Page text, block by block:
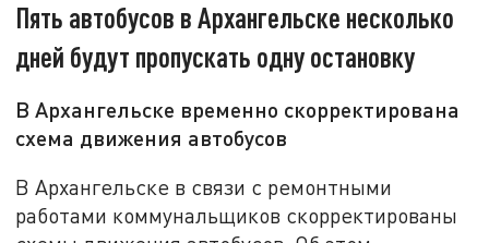
Пять автобусов в Архангельске несколько
дней будут пропускать одну остановку
В Архангельске временно скорректирована
схема движения автобусов
В Архангельске в связи с ремонтными
работами коммунальщиков скорректированы